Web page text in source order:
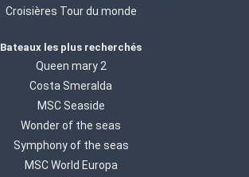
Croisières Tour du monde
Bateaux les plus recherchés
Queen mary 2
Costa Smeralda
MSC Seaside
Wonder of the seas
Symphony of the seas
MSC World Europa